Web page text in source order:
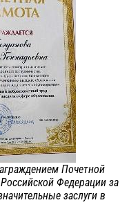
Почетной
Федерации за
заслуги в